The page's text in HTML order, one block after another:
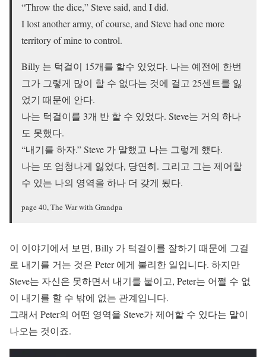
“Throw the dice,” Steve said, and I did.
I lost another army, of course, and Steve had one more
territory of mine to control.
Billy 는 턱걸이 15개를 할수 있었다. 나는 예전에 한번
그가 그렇게 많이 할 수 없다는 것에 걸고 25센트를 잃
었기 때문에 안다.
나는 턱걸이를 3개 반 할 수 있었다. Steve는 거의 하나
도 못했다.
“내기를 하자.” Steve 가 말했고 나는 그렇게 했다.
나는 또 엄청나게 잃었다, 당연히. 그리고 그는 제어할
수 있는 나의 영역을 하나 더 갖게 됬다.
page 40, The War with Grandpa
이 이야기에서 보면, Billy 가 턱걸이를 잘하기 때문에 그걸
로 내기를 거는 것은 Peter 에게 불리한 일입니다. 하지만
Steve는 자신은 못하면서 내기를 붙이고, Peter는 어쩔 수 없
이 내기를 할 수 밖에 없는 관계입니다.
그래서 Peter의 어떤 영역을 Steve가 제어할 수 있다는 말이
나오는 것이죠.